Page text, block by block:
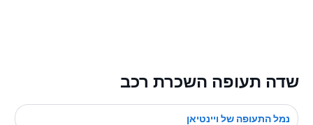
שדה תעופה השכרת רכב
נמל התעופה של ויינטיאן